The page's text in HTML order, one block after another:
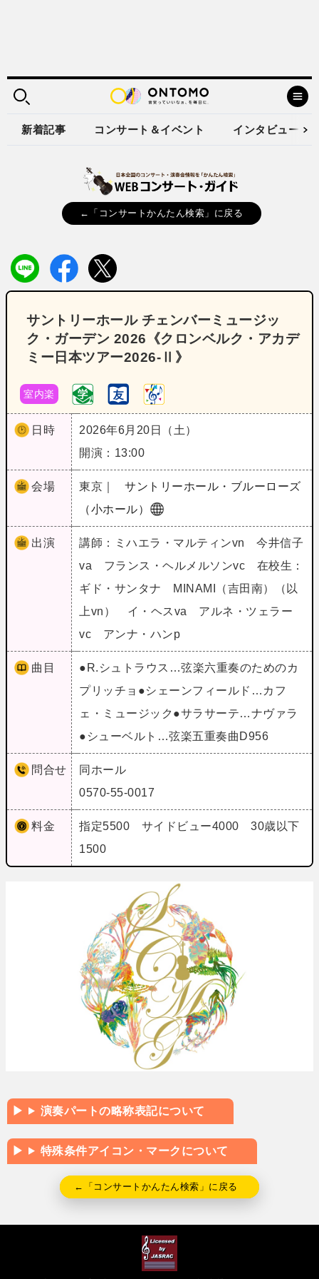
新着記事 コンサート＆イベント インタビュー
←「コンサートかんたん検索」に戻る
サントリーホール チェンバーミュージッ
ク・ガーデン 2026《クロンベルク・アカデ
ミー日本ツアー2026-Ⅱ》
室内楽
日時
2026年6月20日（土）
開演：13:00
会場 東京｜
サントリーホール・ブルーローズ
（小ホール）
出演
講師：ミハエラ・マルティンvn 今井信子
va フランス・ヘルメルソンvc 在校生：
ギド・サンタナ MINAMI（吉田南）（以
上vn） イ・ヘスva アルネ・ツェラー
vc アンナ・ハンp
曲目
●R.シュトラウス…弦楽六重奏のためのカ
プリッチョ●シェーンフィールド…カフ
ェ・ミュージック●サラサーテ…ナヴァラ
●シューベルト…弦楽五重奏曲D956
問合せ
同ホール
0570-55-0017
料金
指定5500 サイドビュー4000 30歳以下
1500
演奏パートの略称表記について
特殊条件アイコン・マークについて
←「コンサートかんたん検索」に戻る